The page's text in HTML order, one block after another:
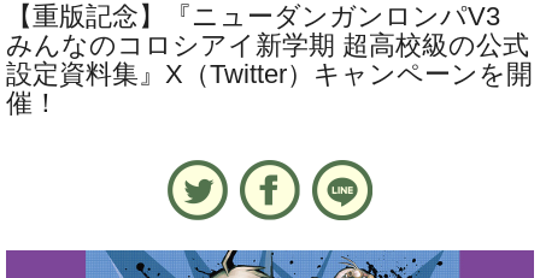
【重版記念】『ニューダンガンロンパV3
みんなのコロシアイ新学期 超高校級の公式
設定資料集』X（Twitter）キャンペーンを開
催！